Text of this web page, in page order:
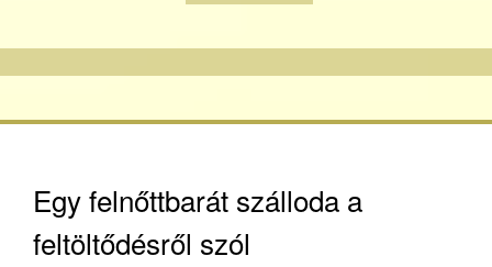
Egy felnőttbarát szálloda a
feltöltődésről szól